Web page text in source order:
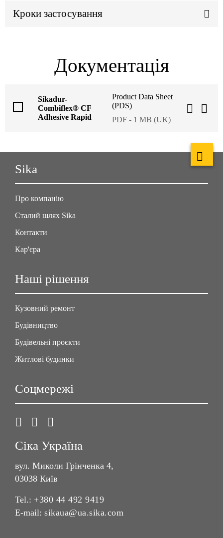
Кроки застосування
Документація
Sikadur-
Combiflex® CF
Adhesive Rapid
Product Data Sheet
(PDS)
PDF - 1 MB (UK)
Sika
Про компанію
Сталий шлях Sika
Контакти
Кар'єра
Наші рішення
Кузовний ремонт
Будівництво
Будівельні проєкти
Житлові будинки
Соцмережі
Сіка Україна
вул. Миколи Грінченка 4,
03038 Київ
Tel.: +380 44 492 9419
E-mail: sikaua@ua.sika.com